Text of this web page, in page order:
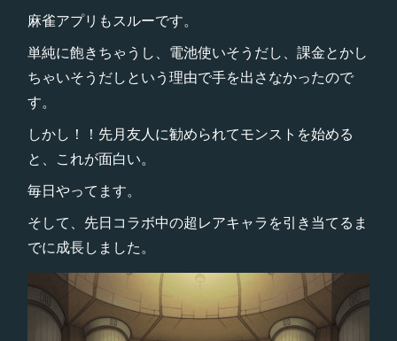
麻雀アプリもスルーです。
単純に飽きちゃうし、電池使いそうだし、課金とかし
ちゃいそうだしという理由で手を出さなかったので
す。
しかし！！先月友人に勧められてモンストを始める
と、これが面白い。
毎日やってます。
そして、先日コラボ中の超レアキャラを引き当てるま
でに成長しました。